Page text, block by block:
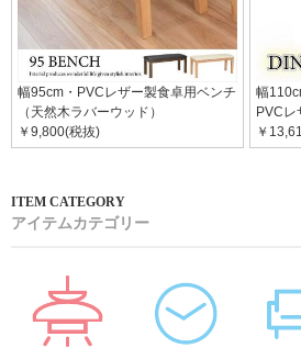
幅95cm・PVCレザー製食卓用ベンチ
（天然木ラバーウッド）
￥9,800(税抜)
幅
PVCレ
￥
アイテムカテゴリー